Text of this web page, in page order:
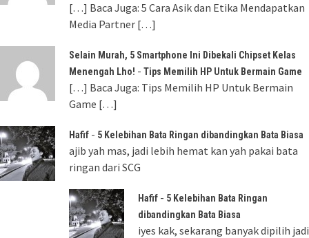
[…] Baca Juga: 5 Cara Asik dan Etika Mendapatkan
Media Partner […]
Selain Murah, 5 Smartphone Ini Dibekali Chipset Kelas
Menengah Lho! - Tips Memilih HP Untuk Bermain Game
[…] Baca Juga: Tips Memilih HP Untuk Bermain
Game […]
Hafif - 5 Kelebihan Bata Ringan dibandingkan Bata Biasa
ajib yah mas, jadi lebih hemat kan yah pakai bata
ringan dari SCG
Hafif - 5 Kelebihan Bata Ringan
dibandingkan Bata Biasa
iyes kak, sekarang banyak dipilih jadi